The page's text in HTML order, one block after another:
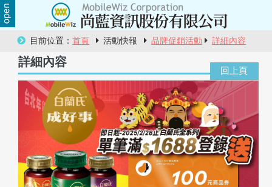
目前位置： 首頁 活動快報 品牌促銷活動 詳細內容
詳細內容